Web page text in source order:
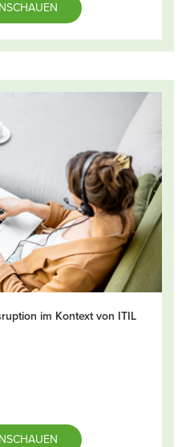
im Kontext von ITIL